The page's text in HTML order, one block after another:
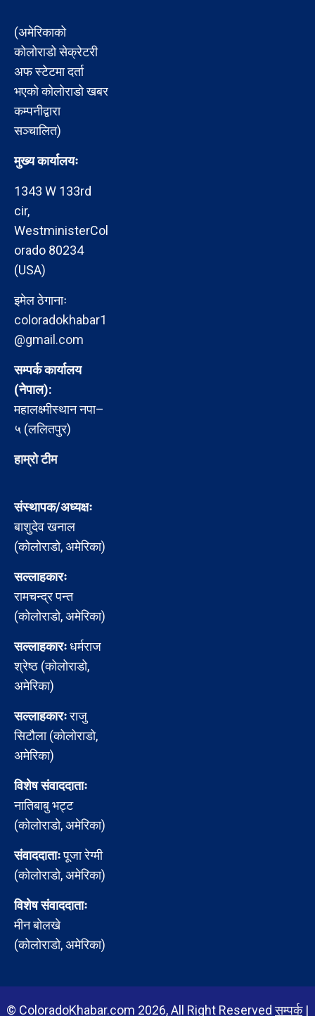
(अमेरिकाको
कोलोराडो सेक्रेटरी
अफ स्टेटमा दर्ता
भएको कोलोराडो खबर
कम्पनीद्वारा
सञ्चालित)
मुख्य कार्यालयः
1343 W 133rd
cir,
WestministerCol
orado 80234
(USA)
इमेल ठेगानाः
coloradokhabar1
@gmail.com
सम्पर्क कार्यालय
(नेपाल):
महालक्ष्मीस्थान नपा–
५ (ललितपुर)
हाम्रो टीम
संस्थापक/अध्यक्षः
बाशुदेव खनाल
(कोलोराडो, अमेरिका)
सल्लाहकारः
रामचन्द्र पन्त
(कोलोराडो, अमेरिका)
सल्लाहकारःधर्मराज
श्रेष्ठ (कोलोराडो,
अमेरिका)
सल्लाहकारःराजु
सिटौला (कोलोराडो,
अमेरिका)
विशेष संवाददाताः
नातिबाबु भट्ट
(कोलोराडो, अमेरिका)
संवाददाताःपूजा रेग्मी
(कोलोराडो, अमेरिका)
विशेष संवाददाताः
मीन बोलखे
(कोलोराडो, अमेरिका)
© ColoradoKhabar.com 2026, All Right Reservedसम्पर्क|